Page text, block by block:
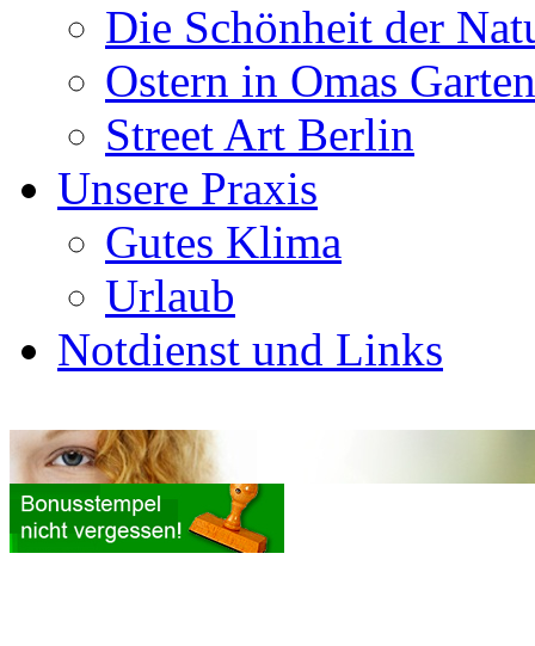
Die Schönheit der
Ostern in Omas Garten
Street Art Berlin
Unsere Praxis
Gutes Klima
Urlaub
Notdienst und Links